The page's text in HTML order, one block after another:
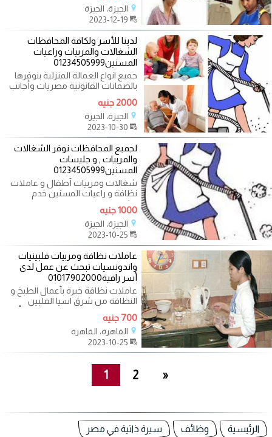
الجيزة، الجيزة
لدينا للأسر ولكافة المحافظات
الشغالات والمربيات وراعيات
المسنين01234505999
جميع انواع العمالة المنزلية بنوفرها
بالضمانات القانونية مصريات وأجانب
من مربيات الاطفال
2000 جنيه
الجيزة، الجيزة
لجميع المحافظات نوفر الشغالات
والمربيات , و جليسات
المسنين01234505999
شغالات ومربيات أطفال و عاملات
نظافة و راعيات المسنين خدم
وشغالات في مصر من مختلف
الجنسيات مصريات
1000 جنيه
الجيزة، الجيزة
عاملات نظافة ومربيات فلبينيات
واندونسيات تبحث عن عمل لدى
أسر رافية01017902000
عاملات نظافة خبرة بأعمال الطبخ و
النظافة من شرق اسيا الفلبين
واندونسيات تبحث عن عمل لدى أسر
راقية
700 جنيه
القاهرة، القاهرة
1 2 »
الرئيسية وظائف سيرة ذاتية في مصر